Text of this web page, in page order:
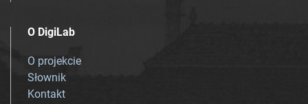
O DigiLab
O projekcie
Słownik
Kontakt